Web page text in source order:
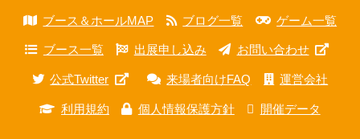
ブース＆ホールMAP ブログ一覧 ゲーム一覧
ブース一覧 出展申し込み お問い合わせ
公式Twitter 来場者向けFAQ 運営会社
利用規約 個人情報保護方針 開催データ